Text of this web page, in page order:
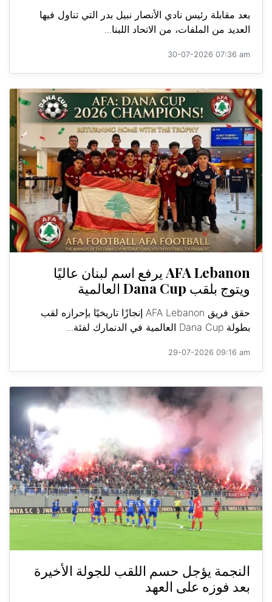
بعد مقابلة رئيس نادي الأنصار نبيل بدر التي تناول فيها
العديد من الملفات، من الاتحاد اللبنا...
30-07-2026 07:36 am
AFA Lebanon يرفع اسم لبنان عاليًا
ويتوج بلقب Dana Cup العالمية
حقق فريق AFA Lebanon إنجازًا تاريخيًا بإحرازه لقب
بطولة Dana Cup العالمية في الدنمارك لفئة...
29-07-2026 09:16 am
النجمة يؤجل حسم اللقب للجولة الأخيرة
بعد فوزه على العهد